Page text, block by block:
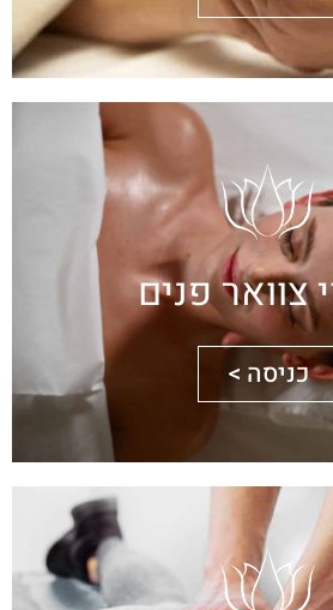
צוואר פנים
כניסה >